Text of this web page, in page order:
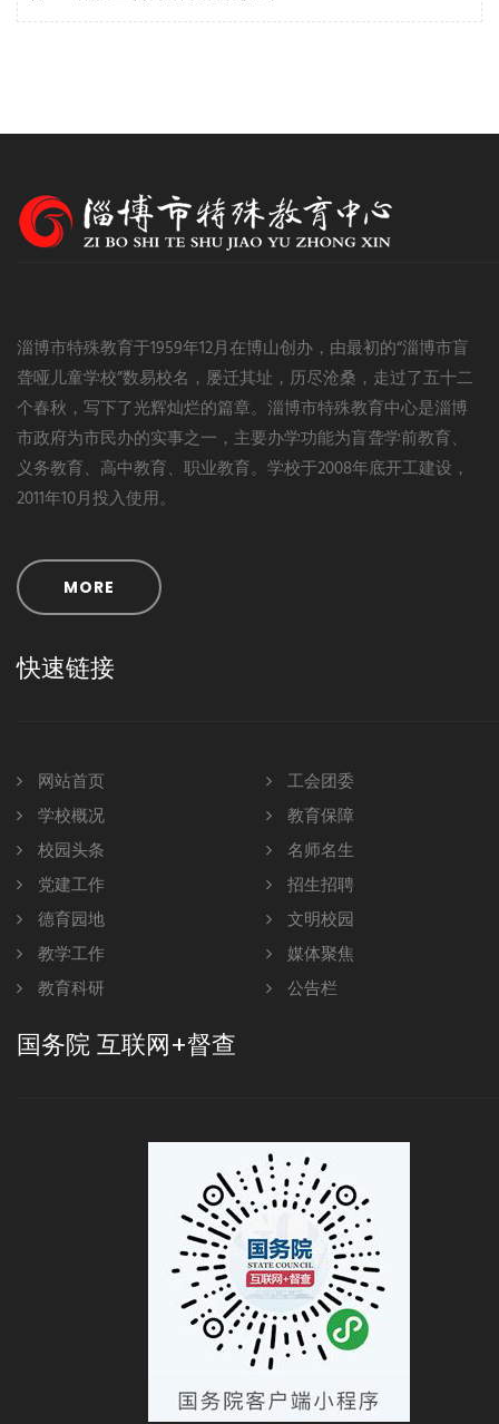
淄博市特殊教育于1959年12月在博山创办，由最初的“淄博市盲
聋哑儿童学校”数易校名，屡迁其址，历尽沧桑，走过了五十二
个春秋，写下了光辉灿烂的篇章。淄博市特殊教育中心是淄博
市政府为市民办的实事之一，主要办学功能为盲聋学前教育、
义务教育、高中教育、职业教育。学校于2008年底开工建设，
2011年10月投入使用。
MORE
快速链接
网站首页
学校概况
校园头条
党建工作
德育园地
教学工作
教育科研
工会团委
教育保障
名师名生
招生招聘
文明校园
媒体聚焦
公告栏
国务院 互联网+督查